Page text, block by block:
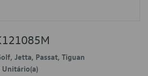
Jetta, Passat, Tiguan
Unitário(a)